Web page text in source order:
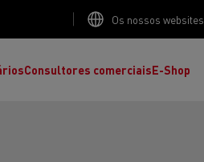
Os nossos websites
Consultores comerciaisE-Shop